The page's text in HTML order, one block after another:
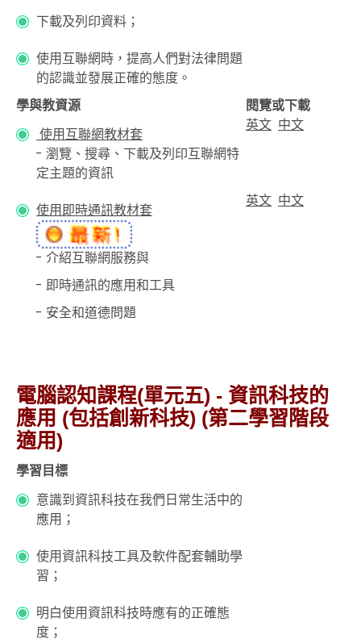
下載及列印資料；
使用互聯網時，提高人們對法律問題
的認識並發展正確的態度。
學與教資源
閱覽或下載
使用互聯網教材套
- 瀏覽、搜尋、下載及列印互聯網特
定主題的資訊
英文 中文
使用即時通訊教材套
- 介紹互聯網服務與
- 即時通訊的應用和工具
- 安全和道德問題
英文 中文
電腦認知課程(單元五) - 資訊科技的
應用 (包括創新科技) (第二學習階段
適用)
學習目標
意識到資訊科技在我們日常生活中的
應用；
使用資訊科技工具及軟件配套輔助學
習；
明白使用資訊科技時應有的正確態
度；